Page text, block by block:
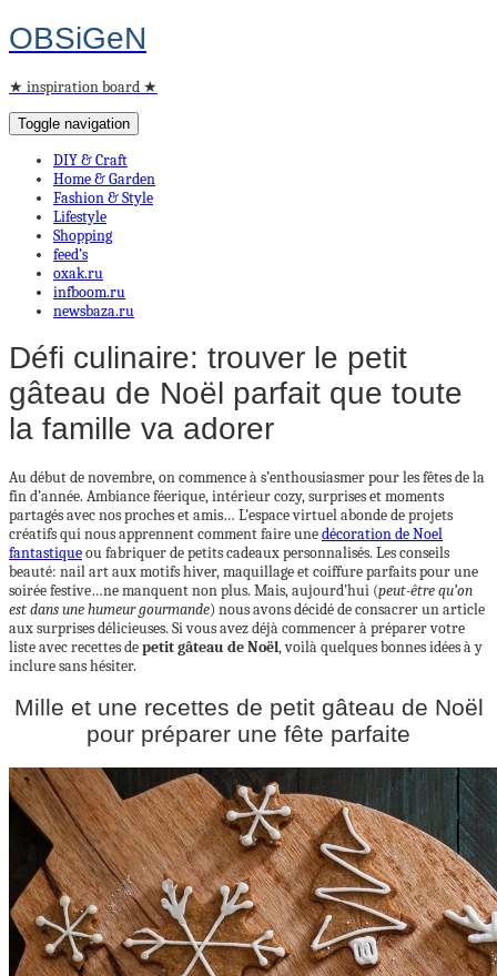
OBSiGeN
★ inspiration board ★
Toggle navigation
DIY & Craft
Home & Garden
Fashion & Style
Lifestyle
Shopping
feed’s
oxak.ru
infboom.ru
newsbaza.ru
Défi culinaire: trouver le petit
gâteau de Noël parfait que toute
la famille va adorer
Au début de novembre, on commence à s’enthousiasmer pour les fêtes de la
fin d’année. Ambiance féerique, intérieur cozy, surprises et moments
partagés avec nos proches et amis… L’espace virtuel abonde de projets
créatifs qui nous apprennent comment faire unedécoration de Noel
fantastiqueou fabriquer de petits cadeaux personnalisés. Les conseils
beauté: nail art aux motifs hiver, maquillage et coiffure parfaits pour une
soirée festive…ne manquent non plus. Mais, aujourd’hui (peut-être qu’on
est dans une humeur gourmande) nous avons décidé de consacrer un article
aux surprises délicieuses. Si vous avez déjà commencer à préparer votre
liste avec recettes depetit gâteau de Noël, voilà quelques bonnes idées à y
inclure sans hésiter.
Mille et une recettes de petit gâteau de Noël
pour préparer une fête parfaite